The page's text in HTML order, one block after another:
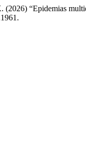
“Epidemias